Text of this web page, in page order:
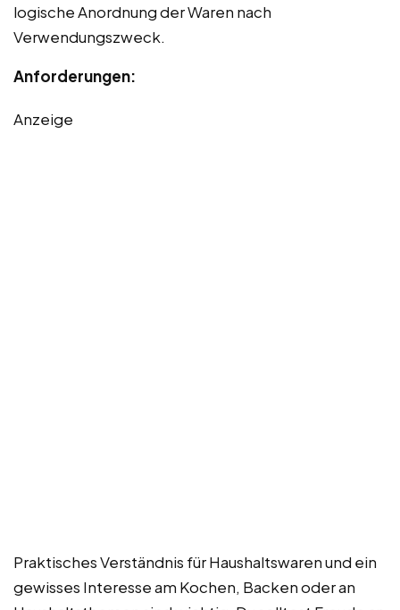
logische Anordnung der Waren nach
Verwendungszweck.
Anforderungen:
Anzeige
Praktisches Verständnis für Haushaltswaren und ein
gewisses Interesse am Kochen, Backen oder an